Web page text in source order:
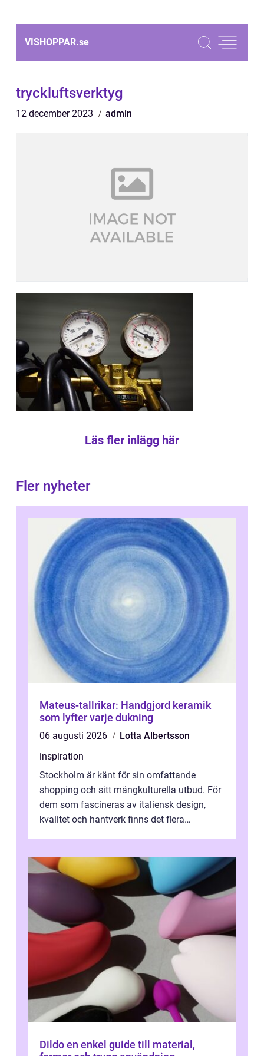
VISHOPPAR.se
tryckluftsverktyg
12 december 2023 admin
Läs fler inlägg här
Fler nyheter
Mateus-tallrikar: Handgjord keramik
som lyfter varje dukning
06 augusti 2026
Lotta Albertsson
inspiration
Stockholm är känt för sin omfattande
shopping och sitt mångkulturella utbud. För
dem som fascineras av italiensk design,
kvalitet och hantverk finns det flera
Dildo en enkel guide till material,